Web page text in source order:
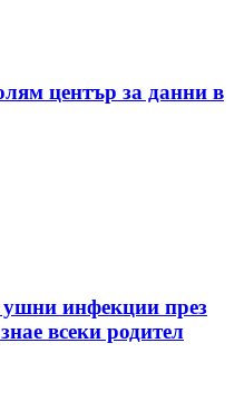
център за данни в
инфекции през
всеки родител